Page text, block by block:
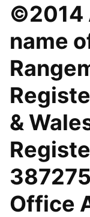
©2014
name
&
Office